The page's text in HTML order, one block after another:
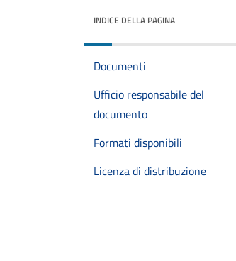
INDICE DELLA PAGINA
Documenti
Ufficio responsabile del
documento
Formati disponibili
Licenza di distribuzione